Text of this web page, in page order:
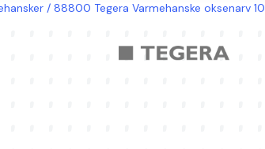
88800 Tegera Varmehanske oksenarv 10